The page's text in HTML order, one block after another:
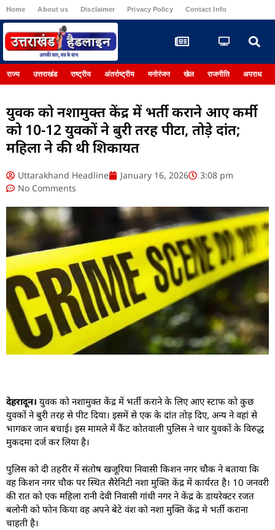
Home About us Disclaimer Privacy Policy Contact Info
राज्य उत्तराखंड राष्ट्रीय अंतर्राष्ट्रीय मनोरंजन खेल राजनीति अपराध
युवक को नशामुक्त केंद्र में भर्ती कराने आए कर्मी
को 10-12 युवकों ने बुरी तरह पीटा, तोड़े दांत;
महिला ने की थी शिकायत
Uttarakhand Headline January 16, 2026
3:08 pm
No Comments
देहरादून। युवक को नशामुक्त केंद्र में भर्ती कराने के लिए आए स्टाफ को कुछ
युवकों ने बुरी तरह से पीट दिया। इसमें से एक के दांत तोड़ दिए, अन्य ने वहां से
भागकर जान बचाई। इस मामले में कैंट कोतवाली पुलिस ने चार युवकों के विरुद्ध
मुकदमा दर्ज कर लिया है।
पुलिस को दी तहरीर में संतोष खजूरिया निवासी किशन नगर चौक ने बताया कि
वह किशन नगर चौक पर स्थित सैरेनिटी नशा मुक्ति केंद्र में कार्यरत है। 10 जनवरी
की रात को एक महिला रानी देवी निवासी गांधी नगर ने केंद्र के डायरेक्टर रजत
बलोनी को फोन किया वह अपने बेटे वंश को नशा मुक्ति केंद्र मे भर्ती कराना
चाहती है।